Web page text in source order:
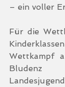
– ein voller
Für die
Wettkampf